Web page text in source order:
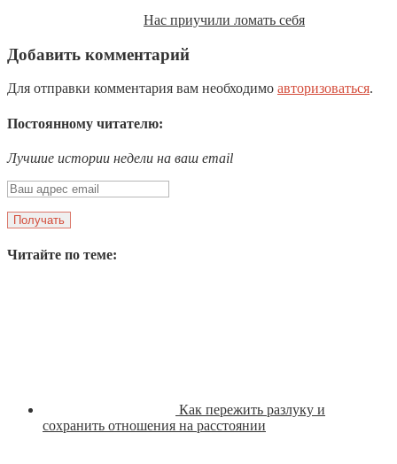
Нас приучили ломать себя
Добавить комментарий
Для отправки комментария вам необходимо авторизоваться.
Постоянному читателю:
Лучшие истории недели на ваш email
Читайте по теме:
Как пережить разлуку и
сохранить отношения на расстоянии